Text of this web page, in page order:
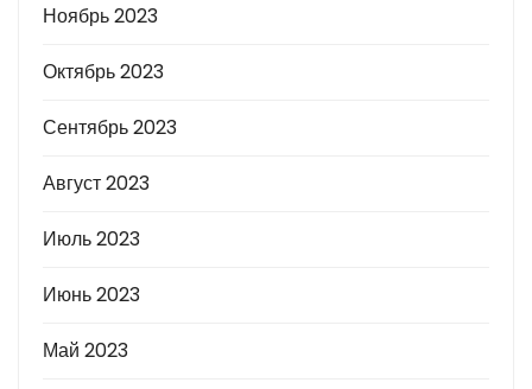
Ноябрь 2023
Октябрь 2023
Сентябрь 2023
Август 2023
Июль 2023
Июнь 2023
Май 2023